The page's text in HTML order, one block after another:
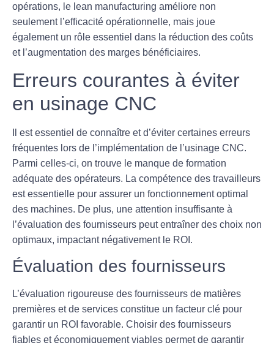
opérations, le lean manufacturing améliore non
seulement l’efficacité opérationnelle, mais joue
également un rôle essentiel dans la réduction des coûts
et l’augmentation des marges bénéficiaires.
Erreurs courantes à éviter
en usinage CNC
Il est essentiel de connaître et d’éviter certaines erreurs
fréquentes lors de l’implémentation de l’usinage CNC.
Parmi celles-ci, on trouve le manque de formation
adéquate des opérateurs. La compétence des travailleurs
est essentielle pour assurer un fonctionnement optimal
des machines. De plus, une attention insuffisante à
l’évaluation des fournisseurs peut entraîner des choix non
optimaux, impactant négativement le ROI.
Évaluation des fournisseurs
L’évaluation rigoureuse des fournisseurs de matières
premières et de services constitue un facteur clé pour
garantir un ROI favorable. Choisir des fournisseurs
fiables et économiquement viables permet de garantir